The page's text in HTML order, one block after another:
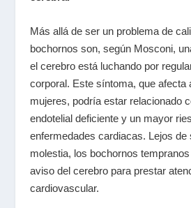
Más allá de ser un problema de
bochornos son, según Mosconi,
el cerebro está luchando por
corporal. Este síntoma, que afecta
mujeres, podría estar relacionado
endotelial deficiente y un mayor
enfermedades cardiacas. Lejos de
molestia, los bochornos
aviso del cerebro para prestar
cardiovascular.